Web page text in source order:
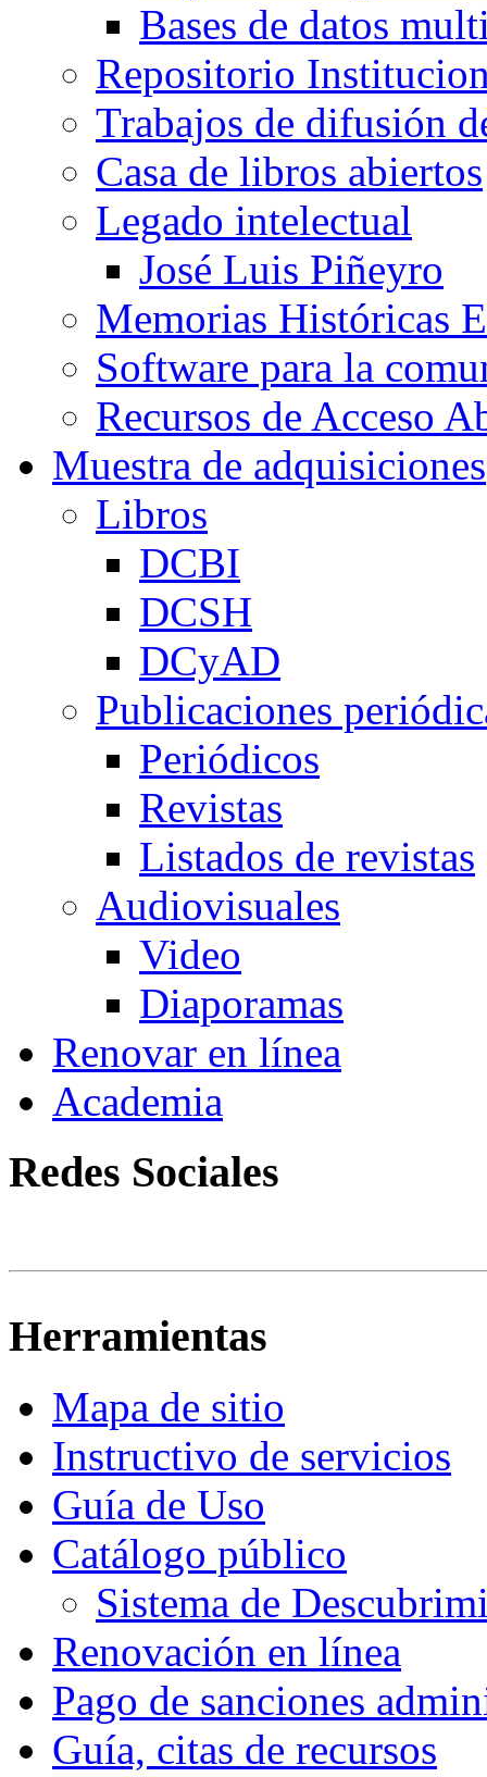
Bases de datos
Repositorio
Trabajos de difusión
Casa de libros abiertos
Legado intelectual
José Luis Piñeyro
Memorias Históricas
Software para la
Recursos de Acceso
Muestra de adquisiciones
Libros
DCBI
DCSH
DCyAD
Publicaciones
Periódicos
Revistas
Listados de revistas
Audiovisuales
Video
Diaporamas
Renovar en línea
Academia
Redes Sociales
Herramientas
Mapa de sitio
Instructivo de servicios
Guía de Uso
Catálogo público
Sistema de
Renovación en línea
Pago de sanciones
Guía, citas de recursos